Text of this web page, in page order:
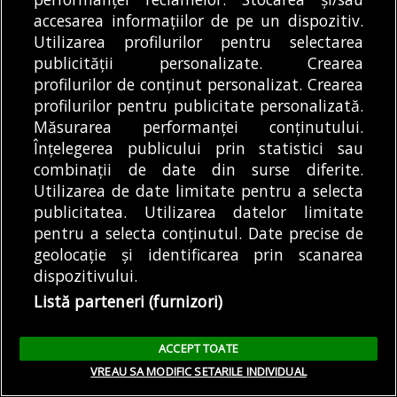
noua generaţie de urbanişti. Noi nu suntem
capabili să înţelegem ce este o resursă şi cum să
folosim această resursă. Ceea ce este şocant în
peisajul bucureştean e că orice parcelă, din
punct de vedere al viziunii, are aceeaşi valoare. Şi
aici mă gândesc în primul rând la Nord, pentru
că are o resursă fabuloasă, şi anume salba de
lacuri a Râului Colentina, care reprezintă unul
din marile proiecte vizionare ale oraşului şi pe
care o batjocorim cu buldozerul.
accesarea informațiilor de pe un dispozitiv.
Utilizarea profilurilor pentru selectarea
publicității personalizate. Crearea
profilurilor de conținut personalizat. Crearea
profilurilor pentru publicitate personalizată.
Măsurarea performanței conținutului.
Înțelegerea publicului prin statistici sau
combinații de date din surse diferite.
Utilizarea de date limitate pentru a selecta
publicitatea. Utilizarea datelor limitate
pentru a selecta conținutul. Date precise de
geolocație și identificarea prin scanarea
dispozitivului.
Listă parteneri (furnizori)
ACCEPT TOATE
VREAU SA MODIFIC SETARILE INDIVIDUAL